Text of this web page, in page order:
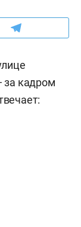
за кадром